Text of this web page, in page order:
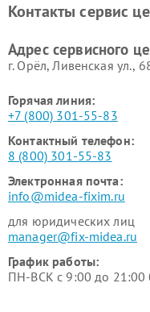
пылесосов Midea
Контакты сервис
Адрес сервисного
г. Орёл, Ливенская ул.,
Горячая линия:
+7 (800) 301-55-83
Контактный телефон:
8 (800) 301-55-83
Электронная почта:
info@midea-fixim.ru
для юридических лиц
manager@fix-midea.ru
График работы:
ПН-ВСК с 9:00 до 21:00